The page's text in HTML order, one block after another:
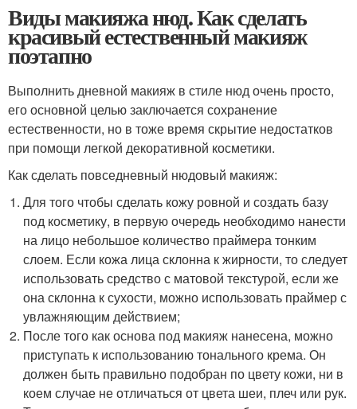
Виды макияжа нюд. Как сделать
красивый естественный макияж
поэтапно
Выполнить дневной макияж в стиле нюд очень просто,
его основной целью заключается сохранение
естественности, но в тоже время скрытие недостатков
при помощи легкой декоративной косметики.
Как сделать повседневный нюдовый макияж:
Для того чтобы сделать кожу ровной и создать базу
под косметику, в первую очередь необходимо нанести
на лицо небольшое количество праймера тонким
слоем. Если кожа лица склонна к жирности, то следует
использовать средство с матовой текстурой, если же
она склонна к сухости, можно использовать праймер с
увлажняющим действием;
После того как основа под макияж нанесена, можно
приступать к использованию тонального крема. Он
должен быть правильно подобран по цвету кожи, ни в
коем случае не отличаться от цвета шеи, плеч или рук.